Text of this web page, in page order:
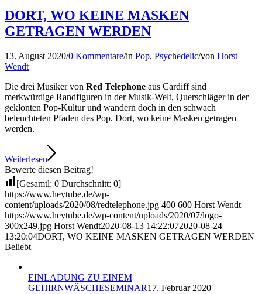
DORT, WO KEINE MASKEN
GETRAGEN WERDEN
13. August 2020/0 Kommentare/in Pop, Psychedelic/von Horst
Wendt
Die drei Musiker von Red Telephone aus Cardiff sind
merkwürdige Randfiguren in der Musik-Welt, Querschläger in der
geklonten Pop-Kultur und wandern doch in den schwach
beleuchteten Pfaden des Pop. Dort, wo keine Masken getragen
werden.
Weiterlesen
Bewerte diesen Beitrag!
[Gesamtl: 0 Durchschnitt: 0]
https://www.heytube.de/wp-
content/uploads/2020/08/redtelephone.jpg 400 600 Horst Wendt
https://www.heytube.de/wp-content/uploads/2020/07/logo-
300x249.jpg Horst Wendt2020-08-13 14:22:072020-08-24
13:20:04DORT, WO KEINE MASKEN GETRAGEN WERDEN
Beliebt
EINLADUNG ZU EINEM
GEHIRNWÄSCHESEMINAR17. Februar 2020